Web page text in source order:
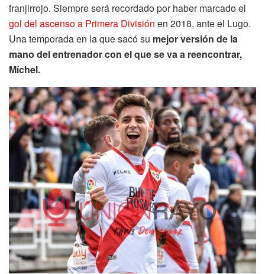
franjirrojo. Siempre será recordado por haber marcado el
gol del ascenso a Primera División en 2018, ante el Lugo.
Una temporada en la que sacó su mejor versión de la
mano del entrenador con el que se va a reencontrar,
Míchel.